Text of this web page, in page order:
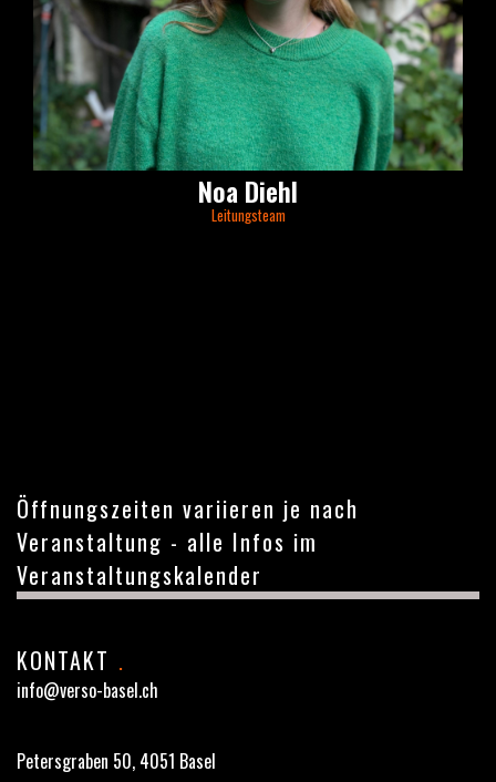
Noa Diehl
Leitungsteam
Öffnungszeiten variieren je nach
Veranstaltung - alle Infos im
Veranstaltungskalender
KONTAKT .
info@verso-basel.ch
Petersgraben 50, 4051 Basel